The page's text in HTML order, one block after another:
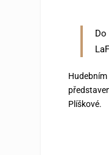
Plíškové.